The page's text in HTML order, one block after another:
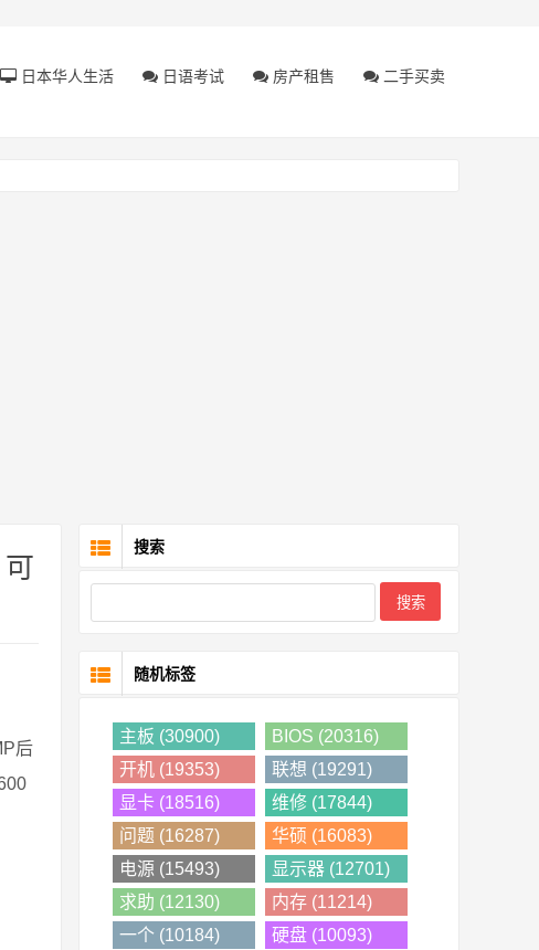
日本华人生活 日语考试 房产租售 二手买卖
后
搜索
随机标签
主板 (30900)
BIOS (20316)
开机 (19353)
联想 (19291)
显卡 (18516)
维修 (17844)
问题 (16287)
华硕 (16083)
电源 (15493)
显示器 (12701)
求助 (12130)
内存 (11214)
一个 (10184)
硬盘 (10093)